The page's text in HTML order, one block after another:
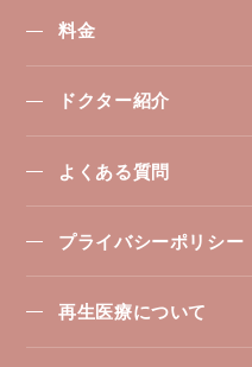
料金
ドクター紹介
よくある質問
プライバシーポリシー
再生医療について